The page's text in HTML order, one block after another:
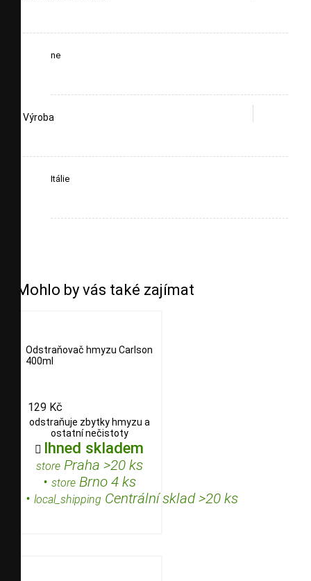
ne
Výroba
Itálie
Mohlo by vás také zajímat
Odstraňovač hmyzu Carlson
400ml
129 Kč
odstraňuje zbytky hmyzu a
ostatní nečistoty
 Ihned skladem
storePraha >20 ks
• storeBrno 4 ks
• local_shipping Centrální sklad >20 ks